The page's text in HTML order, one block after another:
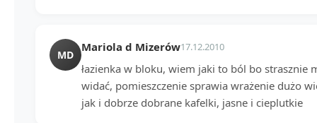
MD
Mariola d Mizerów17.12.2010
łazienka w bloku, wiem jaki to ból bo strasznie
widać, pomieszczenie sprawia wrażenie dużo
jak i dobrze dobrane kafelki, jasne i cieplutkie